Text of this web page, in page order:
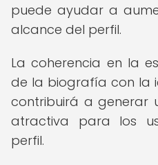
puede ayudar a
alcance del perfil.
La coherencia en la
de la biografía con la
contribuirá a generar
atractiva para los
perfil.